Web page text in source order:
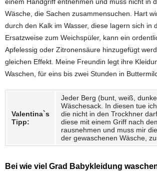
Wäsche, die Sachen zusammensuchen. Hart
durch den Kalk im Wasser, diese lagern sich in
Ersatzweise zum Weichspüler, kann ein
Apfelessig oder Zitronensäure hinzugefügt
gleichen Effekt. Meine Freundin legt ihre
Waschen, für eins bis zwei Stunden in
Valentina`s
Tipp:
Jeder Berg (bunt, weiß,
Wäschesack. In diesen tue
die nicht in den Trockhner
diese mit einem Griff nach
rausnehmen und muss mir
der gewaschenen Wäsche,
Bei wie viel Grad Babykleidung